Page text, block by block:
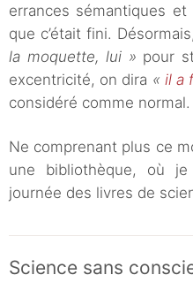
errances sémantiques
que c’était fini.
la moquette, lui » pour
excentricité, on dira « il a
considéré comme normal.
Ne comprenant plus ce
une bibliothèque, où
journée des livres de
Science sans